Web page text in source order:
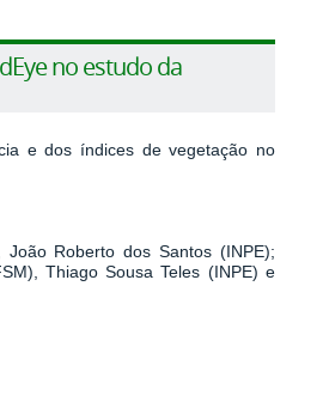
no estudo da
e dos índices de vegetação no
Roberto dos Santos (INPE);
Thiago Sousa Teles (INPE) e